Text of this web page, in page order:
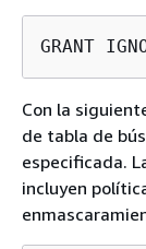
GRANT
Con la
de tabla de
especificada.
incluyen